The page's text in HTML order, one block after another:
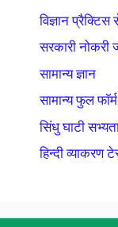
विज्ञान
सरकारी नोकरी
सामान्य ज्ञान
सामान्य फुल फॉर्म
सिंधु घाटी
हिन्दी व्याकरण